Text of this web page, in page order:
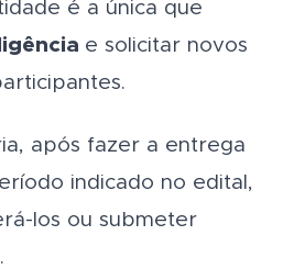
é a única que
e solicitar novos
após fazer a entrega
indicado no edital,
los ou submeter